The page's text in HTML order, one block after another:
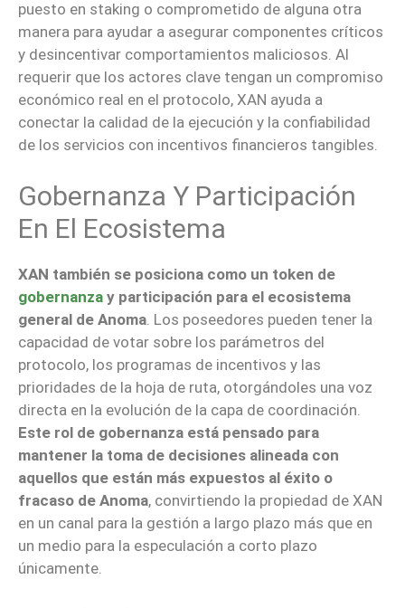
puesto en staking o comprometido de alguna otra
manera para ayudar a asegurar componentes críticos
y desincentivar comportamientos maliciosos. Al
requerir que los actores clave tengan un compromiso
económico real en el protocolo, XAN ayuda a
conectar la calidad de la ejecución y la confiabilidad
de los servicios con incentivos financieros tangibles.
Gobernanza Y Participación
En El Ecosistema
XAN también se posiciona como un token de
gobernanza y participación para el ecosistema
general de Anoma . Los poseedores pueden tener la
capacidad de votar sobre los parámetros del
protocolo, los programas de incentivos y las
prioridades de la hoja de ruta, otorgándoles una voz
directa en la evolución de la capa de coordinación.
Este rol de gobernanza está pensado para
mantener la toma de decisiones alineada con
aquellos que están más expuestos al éxito o
fracaso de Anoma, convirtiendo la propiedad de XAN
en un canal para la gestión a largo plazo más que en
un medio para la especulación a corto plazo
únicamente.